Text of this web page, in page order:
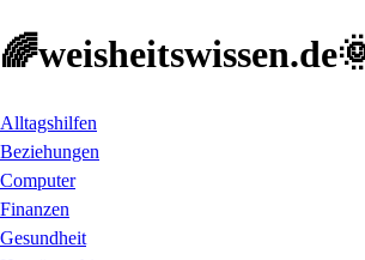
Alltagshilfen
Beziehungen
Computer
Finanzen
Gesundheit